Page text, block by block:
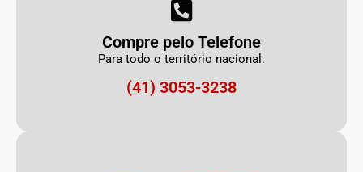
Compre pelo Telefone
Para todo o território nacional.
(41) 3053-3238